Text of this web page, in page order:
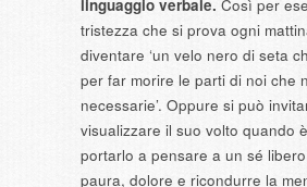
linguaggio verbale. Così per
tristezza che si prova ogni
diventare ‘un velo nero di seta
per far morire le parti di noi che
necessarie’. Oppure si può
visualizzare il suo volto quando
portarlo a pensare a un sé
paura, dolore e ricondurre la